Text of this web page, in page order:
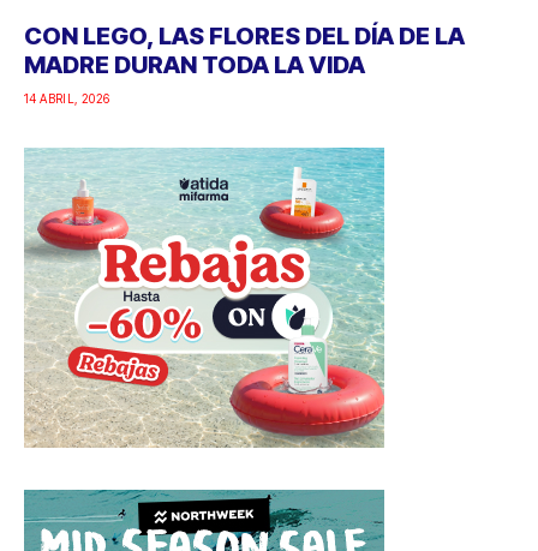
CON LEGO, LAS FLORES DEL DÍA DE LA
MADRE DURAN TODA LA VIDA
14 ABRIL, 2026